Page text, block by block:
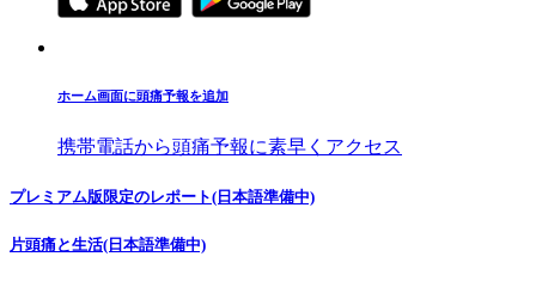
ホーム画面に頭痛予報を追加
携帯電話から頭痛予報に素早くアクセス
プレミアム版限定のレポート(日本語準備中)
片頭痛と生活(日本語準備中)